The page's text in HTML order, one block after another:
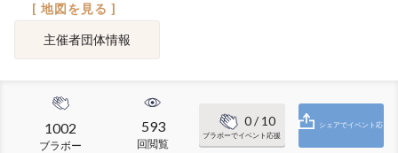
[ 地図を見る ]
主催者団体情報
1002
ブラボー
593
回閲覧
0/ 10
ブラボーでイベント応援
シェアでイベント応